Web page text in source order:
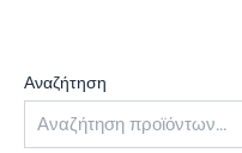
Αναζήτηση